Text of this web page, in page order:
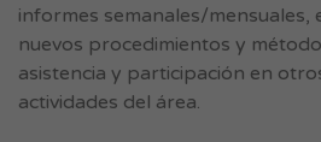
informes semanales/mensuales,
nuevos procedimientos y
asistencia y participación en
actividades del área.